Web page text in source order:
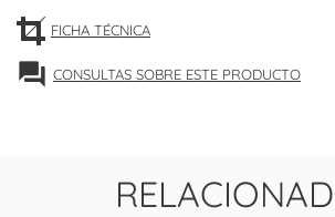
FICHA TÉCNICA
forum CONSULTAS SOBRE ESTE PRODUCTO